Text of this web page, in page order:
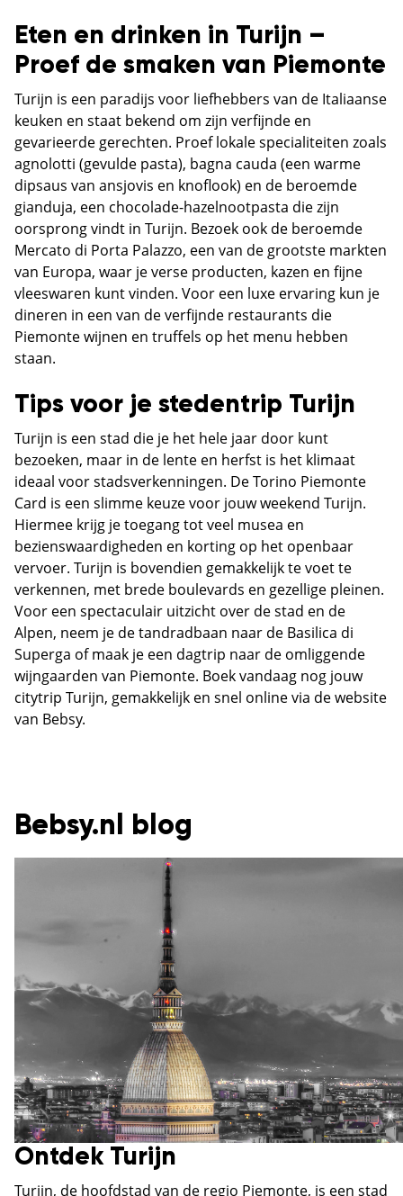
Eten en drinken in Turijn –
Proef de smaken van Piemonte
Turijn is een paradijs voor liefhebbers van de Italiaanse
keuken en staat bekend om zijn verfijnde en
gevarieerde gerechten. Proef lokale specialiteiten zoals
agnolotti (gevulde pasta), bagna cauda (een warme
dipsaus van ansjovis en knoflook) en de beroemde
gianduja, een chocolade-hazelnootpasta die zijn
oorsprong vindt in Turijn. Bezoek ook de beroemde
Mercato di Porta Palazzo, een van de grootste markten
van Europa, waar je verse producten, kazen en fijne
vleeswaren kunt vinden. Voor een luxe ervaring kun je
dineren in een van de verfijnde restaurants die
Piemonte wijnen en truffels op het menu hebben
staan.
Tips voor je stedentrip Turijn
Turijn is een stad die je het hele jaar door kunt
bezoeken, maar in de lente en herfst is het klimaat
ideaal voor stadsverkenningen. De Torino Piemonte
Card is een slimme keuze voor jouw weekend Turijn.
Hiermee krijg je toegang tot veel musea en
bezienswaardigheden en korting op het openbaar
vervoer. Turijn is bovendien gemakkelijk te voet te
verkennen, met brede boulevards en gezellige pleinen.
Voor een spectaculair uitzicht over de stad en de
Alpen, neem je de tandradbaan naar de Basilica di
Superga of maak je een dagtrip naar de omliggende
wijngaarden van Piemonte. Boek vandaag nog jouw
citytrip Turijn, gemakkelijk en snel online via de website
van Bebsy.
Bebsy.nl blog
Ontdek Turijn
Turijn, de hoofdstad van de regio Piemonte, is een stad